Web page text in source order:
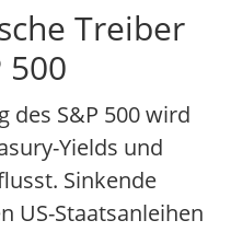
Treiber
500
des S&P 500 wird
Yields und
Sinkende
US-Staatsanleihen